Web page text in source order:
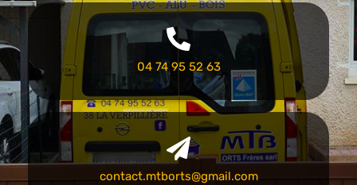
04 74 95 52 63
contact.mtborts@gmail.com